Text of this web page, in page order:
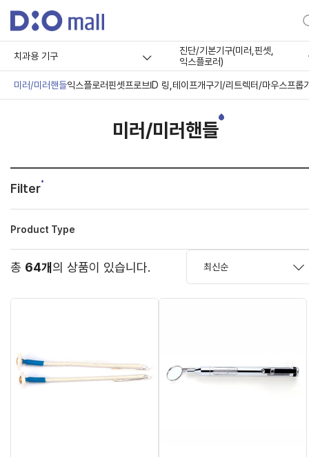
치과용 기구
진단/기본기구(미러,핀셋,
익스플로러)
미러/미러핸들익스플로러핀셋프로브ID 링,테이프개구기/리트렉터/마우스프롭
미러/미러핸들
Filter
Product Type
총 64개의 상품이 있습니다.